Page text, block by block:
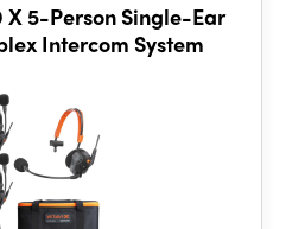
X 5-Person Single-Ear
Intercom System